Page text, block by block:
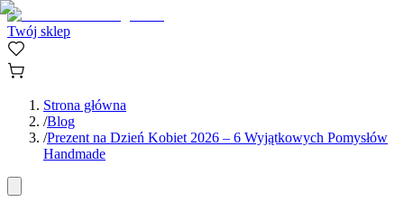
Twój sklep
Strona główna
/Blog
/Prezent na Dzień Kobiet 2026 – 6 Wyjątkowych Pomysłów
Handmade